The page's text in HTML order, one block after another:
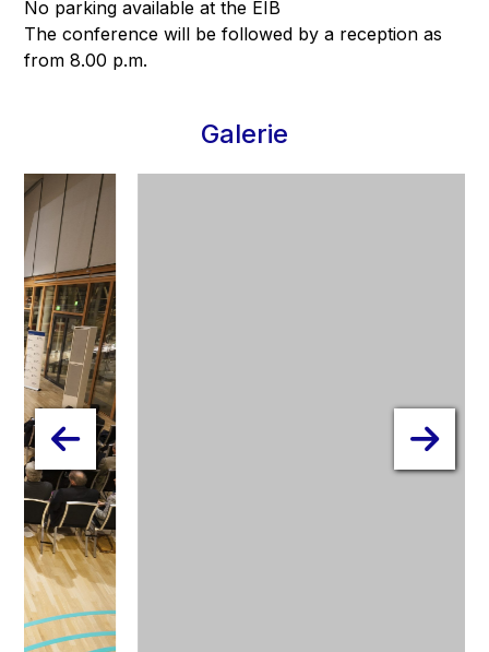
No parking available at the EIB
The conference will be followed by a reception as
from 8.00 p.m.
Galerie